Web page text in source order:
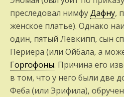
преследовал нимфуДафну,
женское платье). Однако
один, пятый Левкипп, сын
Периера (или Ойбала, а
Горгофоны. Причина его
в том, что у него были две
Феба (или Эрифила),